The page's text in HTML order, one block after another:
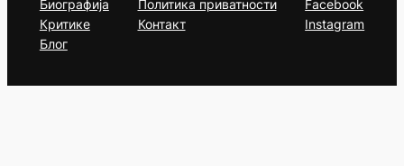
Биографија
Критике
Блог
Политика приватности
Контакт
Facebook
Instagram